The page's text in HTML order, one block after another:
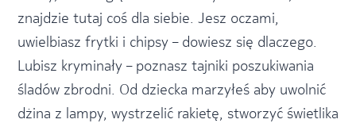
znajdzie tutaj coś dla siebie. Jesz oczami,
uwielbiasz frytki i chipsy – dowiesz się dlaczego.
Lubisz kryminały – poznasz tajniki poszukiwania
śladów zbrodni. Od dziecka marzyłeś aby uwolnić
dżina z lampy, wystrzelić rakietę, stworzyć świetlika